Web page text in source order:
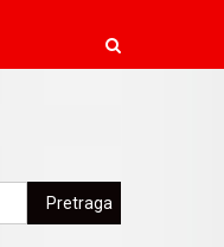
Pretraga: